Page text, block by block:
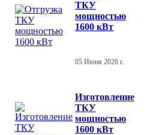
ТКУ
мощностью
1600 кВт
05 Июня 2026 г.
Изготовление
ТКУ
мощностью
1600 кВт